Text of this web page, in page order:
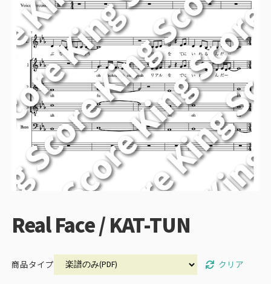
Real Face / KAT-TUN
商品タイプ クリア